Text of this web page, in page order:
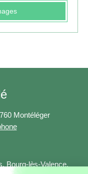
Montéléger
Bourg-lès-Valence,